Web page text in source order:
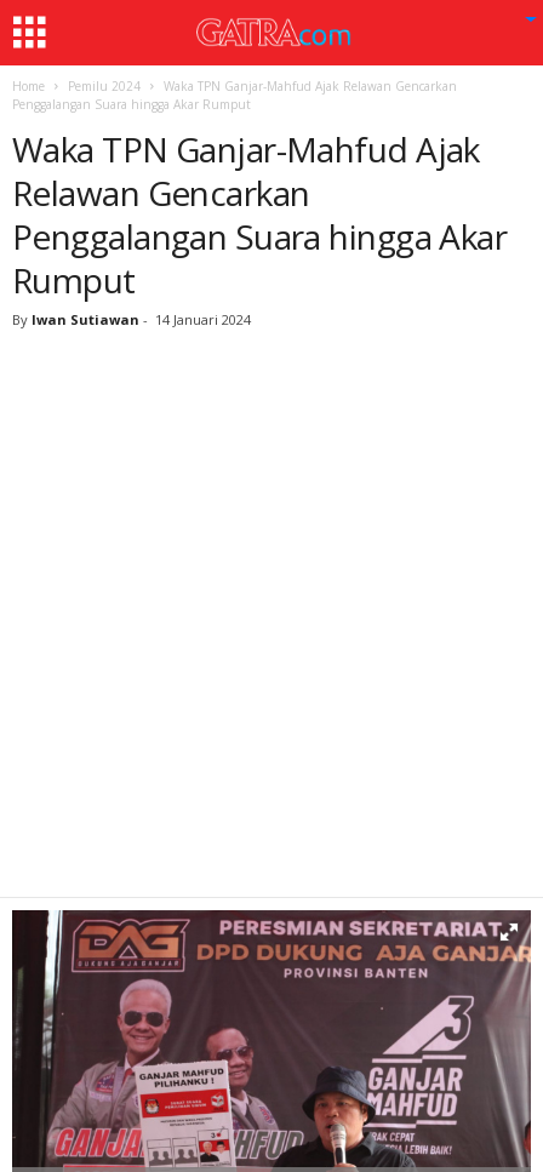
Home Pemilu 2024
Waka TPN Ganjar-Mahfud Ajak Relawan Gencarkan
Penggalangan Suara hingga Akar Rumput
Waka TPN Ganjar-Mahfud Ajak
Relawan Gencarkan
Penggalangan Suara hingga Akar
Rumput
By Iwan Sutiawan - 14 Januari 2024